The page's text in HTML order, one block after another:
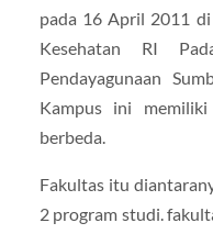
pada 16 April 2011
Kesehatan RI
Pendayagunaan
Kampus ini
berbeda.
Fakultas itu
2 program studi.